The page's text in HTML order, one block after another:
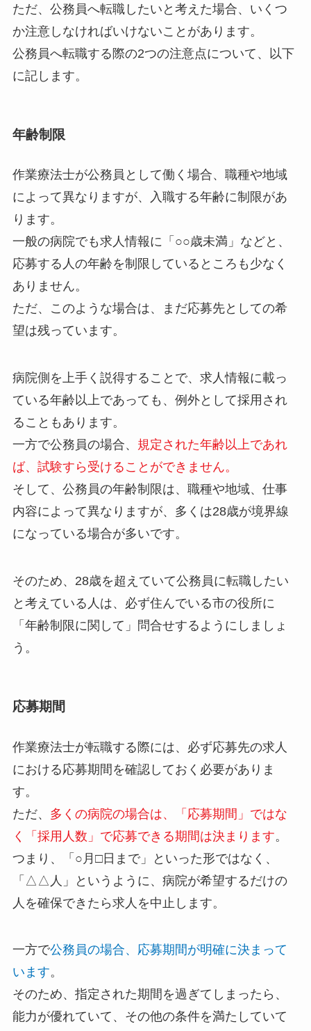
ただ、公務員へ転職したいと考えた場合、いくつ
か注意しなければいけないことがあります。
公務員へ転職する際の2つの注意点について、以下
に記します。
年齢制限
作業療法士が公務員として働く場合、職種や地域
によって異なりますが、入職する年齢に制限があ
ります。
一般の病院でも求人情報に「○○歳未満」などと、
応募する人の年齢を制限しているところも少なく
ありません。
ただ、このような場合は、まだ応募先としての希
望は残っています。
病院側を上手く説得することで、求人情報に載っ
ている年齢以上であっても、例外として採用され
ることもあります。
一方で公務員の場合、 規定された年齢以上であれ
ば、試験すら受けることができません。
そして、公務員の年齢制限は、職種や地域、仕事
内容によって異なりますが、多くは28歳が境界線
になっている場合が多いです。
そのため、28歳を超えていて公務員に転職したい
と考えている人は、必ず住んでいる市の役所に
「年齢制限に関して」問合せするようにしましょ
う。
応募期間
作業療法士が転職する際には、必ず応募先の求人
における応募期間を確認しておく必要がありま
す。
ただ、 多くの病院の場合は、「応募期間」ではな
く「採用人数」で応募できる期間は決まります。
つまり、「○月□日まで」といった形ではなく、
「△△人」というように、病院が希望するだけの
人を確保できたら求人を中止します。
一方で公務員の場合、応募期間が明確に決まって
います。
そのため、指定された期間を過ぎてしまったら、
能力が優れていて、その他の条件を満たしていて